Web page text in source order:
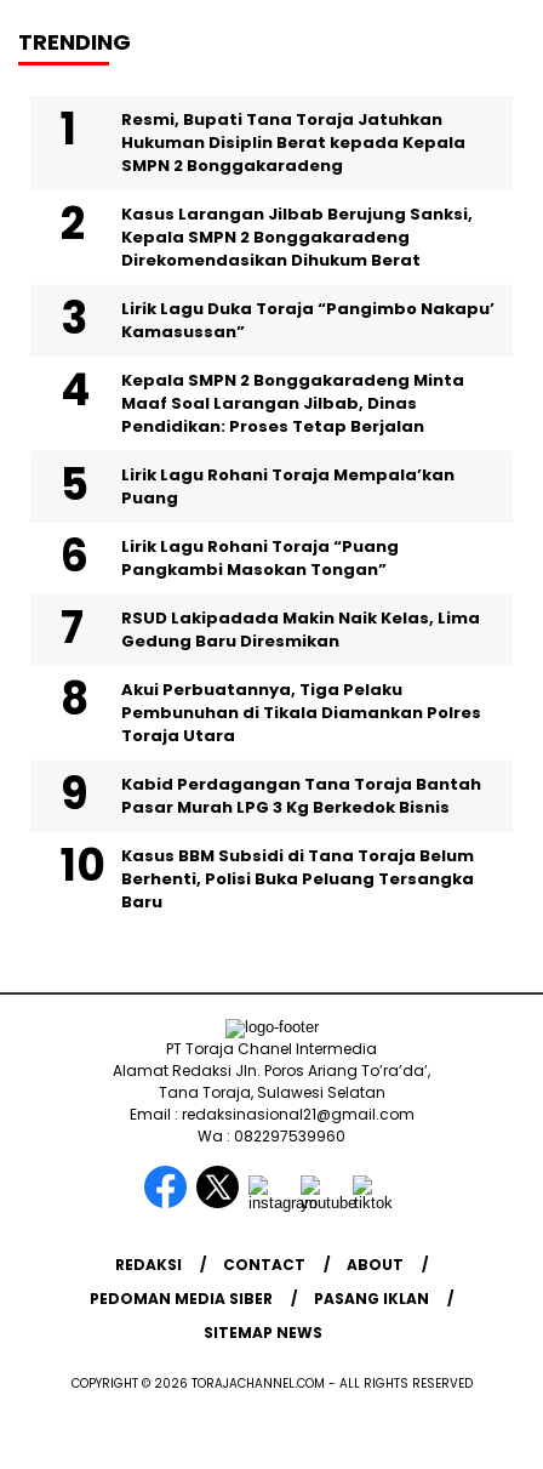
TRENDING
Resmi, Bupati Tana Toraja Jatuhkan
Hukuman Disiplin Berat kepada Kepala
SMPN 2 Bonggakaradeng
Kasus Larangan Jilbab Berujung Sanksi,
Kepala SMPN 2 Bonggakaradeng
Direkomendasikan Dihukum Berat
Lirik Lagu Duka Toraja “Pangimbo Nakapu’
Kamasussan”
Kepala SMPN 2 Bonggakaradeng Minta
Maaf Soal Larangan Jilbab, Dinas
Pendidikan: Proses Tetap Berjalan
Lirik Lagu Rohani Toraja Mempala’kan
Puang
Lirik Lagu Rohani Toraja “Puang
Pangkambi Masokan Tongan”
RSUD Lakipadada Makin Naik Kelas, Lima
Gedung Baru Diresmikan
Akui Perbuatannya, Tiga Pelaku
Pembunuhan di Tikala Diamankan Polres
Toraja Utara
Kabid Perdagangan Tana Toraja Bantah
Pasar Murah LPG 3 Kg Berkedok Bisnis
Kasus BBM Subsidi di Tana Toraja Belum
Berhenti, Polisi Buka Peluang Tersangka
Baru
PT Toraja Chanel Intermedia
Alamat Redaksi Jln. Poros Ariang To’ra’da’,
Tana Toraja, Sulawesi Selatan
Email : redaksinasional21@gmail.com
Wa : 082297539960
REDAKSI CONTACT
ABOUT
PEDOMAN MEDIA SIBER
PASANG IKLAN
SITEMAP NEWS
COPYRIGHT © 2026 TORAJACHANNEL.COM - ALL RIGHTS RESERVED